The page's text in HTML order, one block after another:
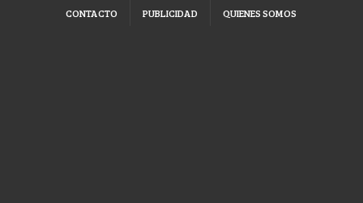
CONTACTO PUBLICIDAD QUIENES SOMOS